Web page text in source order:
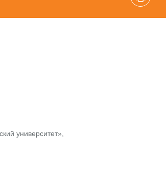
университет»,